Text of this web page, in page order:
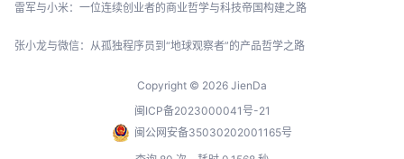
雷军与小米：一位连续创业者的商业哲学与科技帝国构建之路
张小龙与微信：从孤独程序员到“地球观察者”的产品哲学之路
Copyright © 2026 JienDa
闽ICP备2023000041号-21
闽公网安备35030202001165号